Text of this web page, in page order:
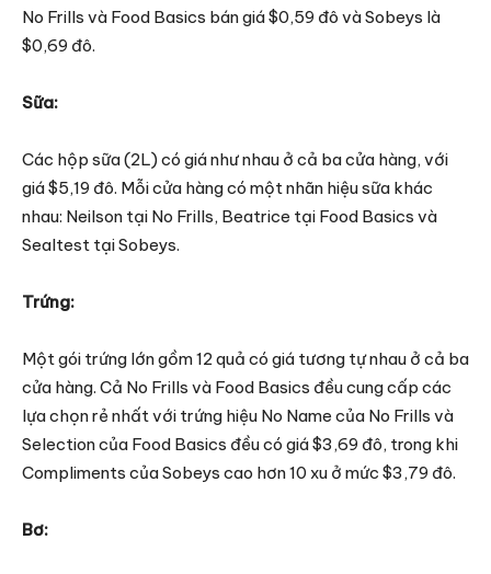
No Frills và Food Basics bán giá $0,59 đô và Sobeys là
$0,69 đô.
Sữa:
Các hộp sữa (2L) có giá như nhau ở cả ba cửa hàng, với
giá $5,19 đô. Mỗi cửa hàng có một nhãn hiệu sữa khác
nhau: Neilson tại No Frills, Beatrice tại Food Basics và
Sealtest tại Sobeys.
Trứng:
Một gói trứng lớn gồm 12 quả có giá tương tự nhau ở cả ba
cửa hàng. Cả No Frills và Food Basics đều cung cấp các
lựa chọn rẻ nhất với trứng hiệu No Name của No Frills và
Selection của Food Basics đều có giá $3,69 đô, trong khi
Compliments của Sobeys cao hơn 10 xu ở mức $3,79 đô.
Bơ: